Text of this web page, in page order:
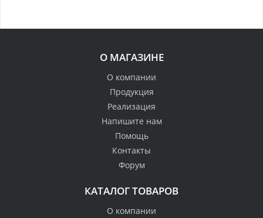
О МАГАЗИНЕ
О компании
Продукция
Реализация
Напишите нам
Помощь
Контакты
Форум
КАТАЛОГ ТОВАРОВ
О компании